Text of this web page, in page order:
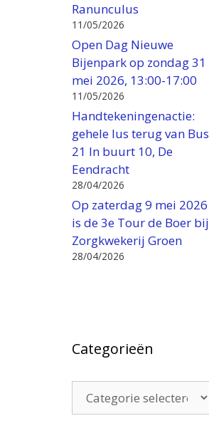
Ranunculus
11/05/2026
Open Dag Nieuwe
Bijenpark op zondag 31
mei 2026, 13:00-17:00
11/05/2026
Handtekeningenactie:
gehele lus terug van Bus
21 In buurt 10, De
Eendracht
28/04/2026
Op zaterdag 9 mei 2026
is de 3e Tour de Boer bij
Zorgkwekerij Groen
28/04/2026
Categorieën